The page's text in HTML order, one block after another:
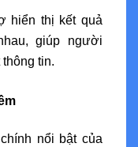
hiển thị kết quả
giúp người
tin.
nổi bật của